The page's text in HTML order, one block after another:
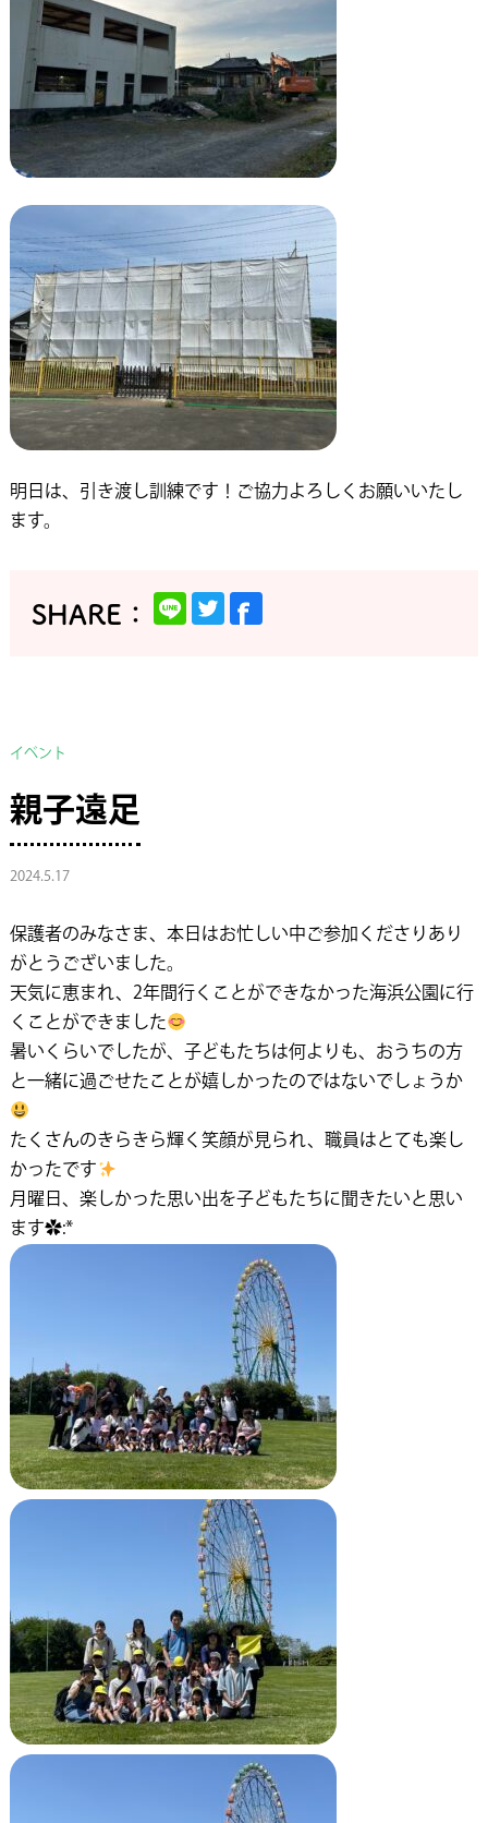
明日は、引き渡し訓練です！ご協力よろしくお願いいたし
ます。
イベント
親子遠足
2024.5.17
保護者のみなさま、本日はお忙しい中ご参加くださりあり
がとうございました。
天気に恵まれ、2年間行くことができなかった海浜公園に行
くことができました
暑いくらいでしたが、子どもたちは何よりも、おうちの方
と一緒に過ごせたことが嬉しかったのではないでしょうか
たくさんのきらきら輝く笑顔が見られ、職員はとても楽し
かったです
月曜日、楽しかった思い出を子どもたちに聞きたいと思い
ます✿:*